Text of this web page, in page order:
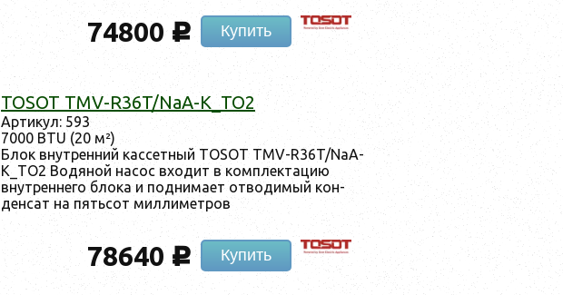
74800 c Купить
TOSOT TMV-R36T/NaA-K_TO2
Ар­ти­кул: 593
7000 BTU (20 м²)
Блок внут­ренний кас­сетный TOSOT TMV-R36T/NaA-
K_TO2 Во­дяной на­сос вхо­дит в ком­плек­та­цию
внут­ренне­го бло­ка и под­ни­ма­ет от­во­димый кон­
денсат на пять­сот мил­ли­мет­ров
78640 c Купить